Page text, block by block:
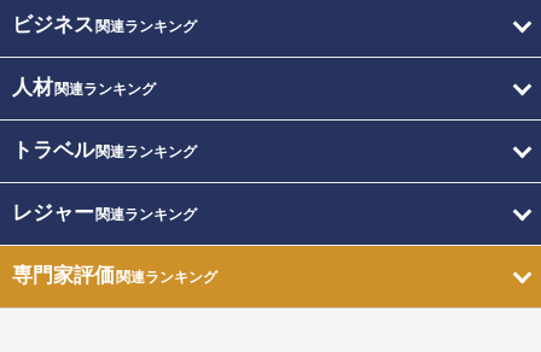
ビジネス 関連ランキング
人材関連ランキング
トラベル関連ランキング
レジャー関連ランキング
専門家評価関連ランキング